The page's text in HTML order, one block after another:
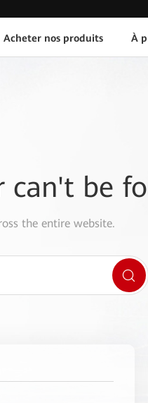
Acheter nos produits À
can't be
the entire website.